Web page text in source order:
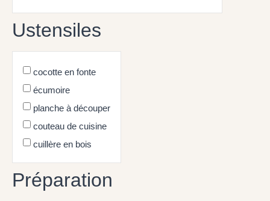
Ustensiles
cocotte en fonte
écumoire
planche à découper
couteau de cuisine
cuillère en bois
Préparation